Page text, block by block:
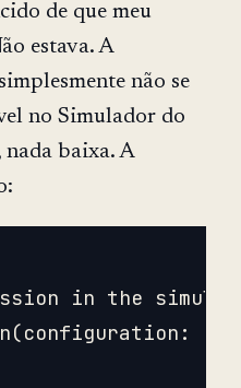
de que meu
estava. A
não se
no Simulador do
nada baixa. A
in the